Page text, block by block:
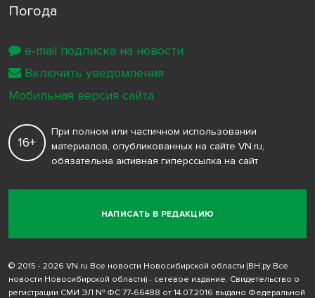
Погода
НАПИСАТЬ В РЕДАКЦИЮ
16+
При полном или частичном использовании
материалов, опубликованных на сайте VN.ru,
обязательна активная гиперссылка на сайт
© 2015 - 2026 VN.ru Все новости Новосибирской области (ВН.ру Все
новости Новосибирской области) - сетевое издание. Свидетельство о
регистрации СМИ ЭЛ № ФС 77-66488 от 14.07.2016 выдано Федеральной
e-mail подписка на новости
Включить уведомления
Мобильная версия сайта